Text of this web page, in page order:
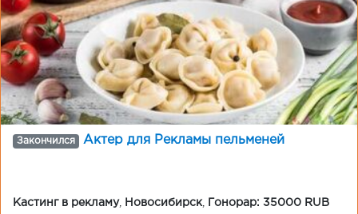
Закончился Актер для Рекламы пельменей
Кастинг в рекламу, Новосибирск, Гонорар: 35000 RUB